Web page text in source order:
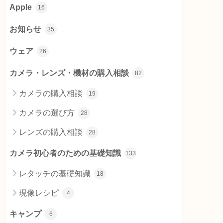
Apple 16
お知らせ 35
ウェア 26
カメラ・レンズ・機材の購入相談 82
カメラの購入相談 19
カメラの選び方 28
レンズの購入相談 28
カメラ初心者のための基礎知識 133
レタッチの基礎知識 18
現像レシピ 4
キャンプ 6